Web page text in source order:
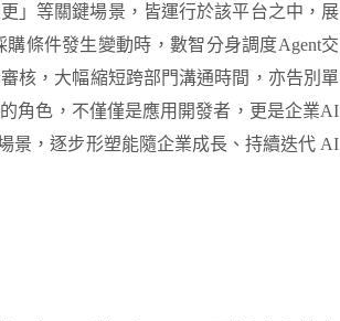
」等關鍵場景，皆運行於該平台之中，展
購條件發生變動時 ， 數智分身調度Agent交
核， 大幅縮短跨部門溝通時間， 亦告別單
角色， 不僅僅是應用開發者，更是企業AI
景，逐步形塑能隨企業成長、持續迭代 AI